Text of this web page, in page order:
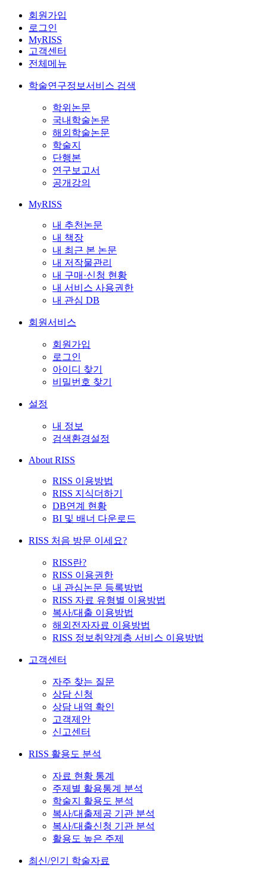
회원가입
로그인
MyRISS
고객센터
전체메뉴
학술연구정보서비스 검색
학위논문
국내학술논문
해외학술논문
학술지
단행본
연구보고서
공개강의
MyRISS
내 추천논문
내 책장
내 최근 본 논문
내 저작물관리
내 구매·신청 현황
내 서비스 사용권한
내 관심 DB
회원서비스
회원가입
로그인
아이디 찾기
비밀번호 찾기
설정
내 정보
검색환경설정
About RISS
RISS 이용방법
RISS 지식더하기
DB연계 현황
BI 및 배너 다운로드
RISS 처음 방문 이세요?
RISS란?
RISS 이용권한
내 관심논문 등록방법
RISS 자료 유형별 이용방법
복사/대출 이용방법
해외전자자료 이용방법
RISS 정보취약계층 서비스 이용방법
고객센터
자주 찾는 질문
상담 신청
상담 내역 확인
고객제안
신고센터
RISS 활용도 분석
자료 현황 통계
주제별 활용통계 분석
학술지 활용도 분석
복사/대출제공 기관 분석
복사/대출신청 기관 분석
활용도 높은 주제
최신/인기 학술자료